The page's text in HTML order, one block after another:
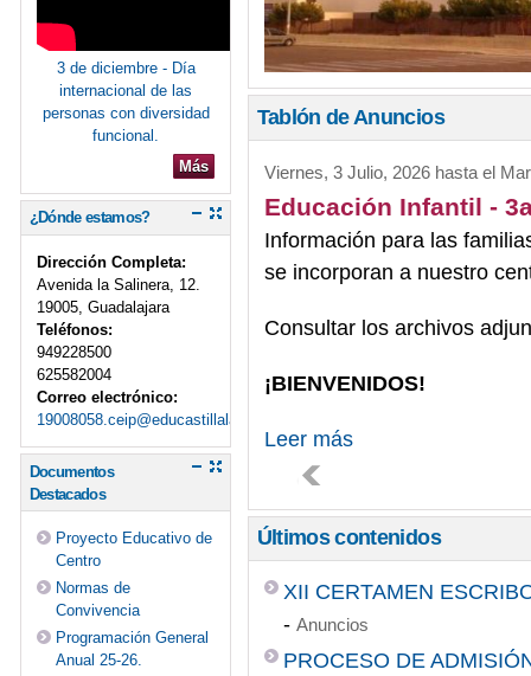
3 de diciembre - Día
internacional de las
personas con diversidad
funcional.
Más
¿Dónde estamos?
Dirección Completa:
Avenida la Salinera, 12.
19005, Guadalajara
Teléfonos:
949228500
625582004
Correo electrónico:
19008058.ceip@educastillalamancha.es
Documentos
Destacados
Proyecto Educativo de
Centro
Normas de
Convivencia
Programación General
Anual 25-26.
Tablón de Anuncios
Viernes, 3 Julio, 2026 hasta el
Educación Infantil -
Información para las
se incorporan a nuestro
Consultar los archivos
¡BIENVENIDOS!
Leer más
Últimos contenidos
XII CERTAMEN
- Anuncios
PROCESO DE